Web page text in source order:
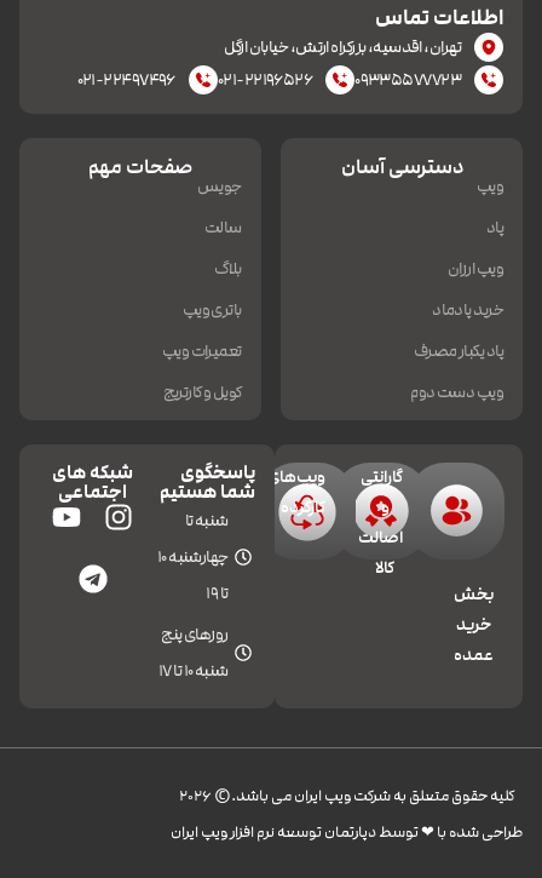
اطلاعات تماس
تهران، اقدسیه، بزرکراه ارتش، خیابان ازگل
۰۹۳۳۵۵۷۷۷۲۳
۰۲۱-۲۲۱۹۶۵۲۶ ۰۲۱-۲۲۴۹۷۴۹۶
دسترسی آسان
ویپ
پاد
ویپ ارزان
خرید پادماد
پاد یکبار مصرف
ویپ دست دوم
صفحات مهم
جویس
سالت
بلاگ
باتری ویپ
تعمیرات ویپ
کویل و کارتریج
بخش
خرید
عمده
گارانتی
و
اصالت
کالا
ویپ‌های
کارکرده
پاسخگوی
شما هستیم
شنبه تا
چهارشنبه 10
تا 19
روزهای پنج
شنبه 10 تا 17
شبکه های
اجتماعی
کليه حقوق متعلق به شرکت ویپ ایران می باشد.© 2026
طراحی شده با ❤︎ توسط دپارتمان توسعه نرم افزار ویپ ایران